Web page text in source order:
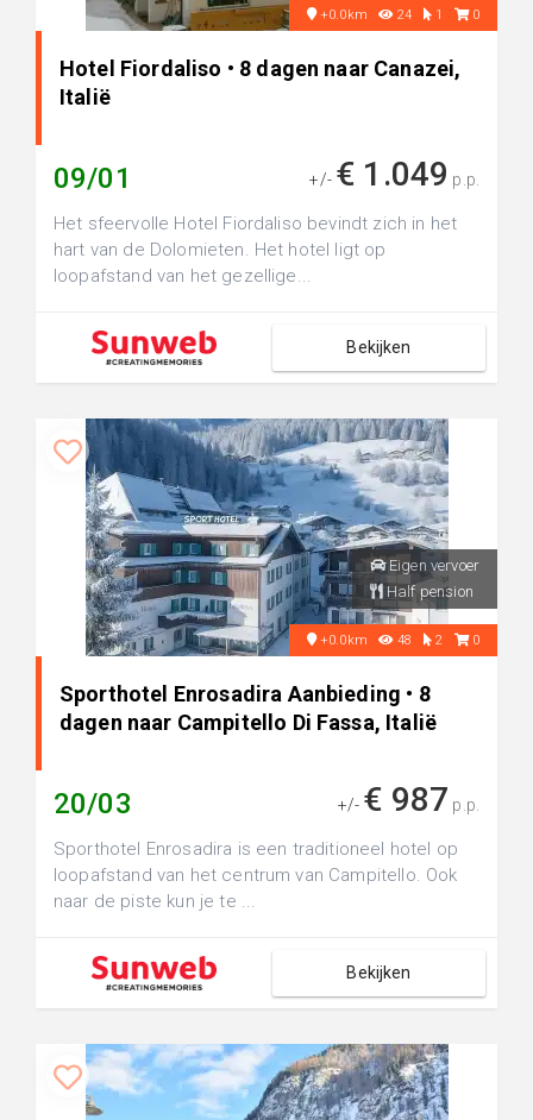
+0.0km 24 1 0
Hotel Fiordaliso • 8 dagen naar Canazei,
Italië
09/01 +/- € 1.049 p.p.
Het sfeervolle Hotel Fiordaliso bevindt zich in het
hart van de Dolomieten. Het hotel ligt op
loopafstand van het gezellige...
Bekijken
Eigen vervoer
Half pension
+0.0km 48 2 0
Sporthotel Enrosadira Aanbieding • 8
dagen naar Campitello Di Fassa, Italië
20/03 +/- € 987 p.p.
Sporthotel Enrosadira is een traditioneel hotel op
loopafstand van het centrum van Campitello. Ook
naar de piste kun je te ...
Bekijken